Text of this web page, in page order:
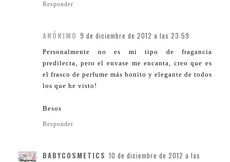
Responder
ANÓNIMO 9 de diciembre de 2012 a las 23:59
Personalmente no es mi tipo de fragancia
predilecta, pero el envase me encanta, creo que es
el frasco de perfume más bonito y elegante de todos
los que he visto!
Besos
Responder
BABYCOSMETICS 10 de diciembre de 2012 a las